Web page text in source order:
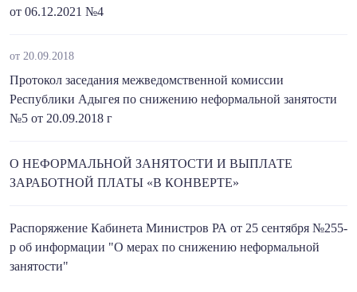
от 06.12.2021 №4
от 20.09.2018
Протокол заседания межведомственной комиссии
Республики Адыгея по снижению неформальной занятости
№5 от 20.09.2018 г
О НЕФОРМАЛЬНОЙ ЗАНЯТОСТИ И ВЫПЛАТЕ
ЗАРАБОТНОЙ ПЛАТЫ «В КОНВЕРТЕ»
Распоряжение Кабинета Министров РА от 25 сентября №255-
р об информации "О мерах по снижению неформальной
занятости"